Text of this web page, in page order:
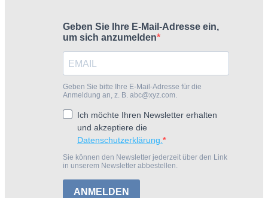
Geben Sie Ihre E-Mail-Adresse ein,
um sich anzumelden
Geben Sie bitte Ihre E-Mail-Adresse für die
Anmeldung an, z. B. abc@xyz.com.
Ich möchte Ihren Newsletter erhalten
und akzeptiere die
Datenschutzerklärung.
Sie können den Newsletter jederzeit über den Link
in unserem Newsletter abbestellen.
ANMELDEN